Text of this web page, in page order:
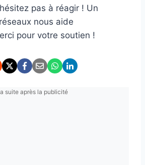
pas à réagir ! Un
nous aide
pour votre soutien !
suite après la publicité